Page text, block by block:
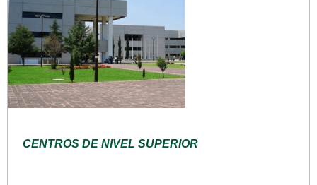
CENTROS DE NIVEL SUPERIOR